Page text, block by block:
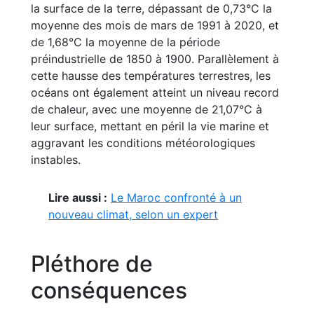
la surface de la terre, dépassant de 0,73°C la
moyenne des mois de mars de 1991 à 2020, et
de 1,68°C la moyenne de la période
préindustrielle de 1850 à 1900. Parallèlement à
cette hausse des températures terrestres, les
océans ont également atteint un niveau record
de chaleur, avec une moyenne de 21,07°C à
leur surface, mettant en péril la vie marine et
aggravant les conditions météorologiques
instables.
Lire aussi : Le Maroc confronté à un
nouveau climat, selon un expert
Pléthore de
conséquences